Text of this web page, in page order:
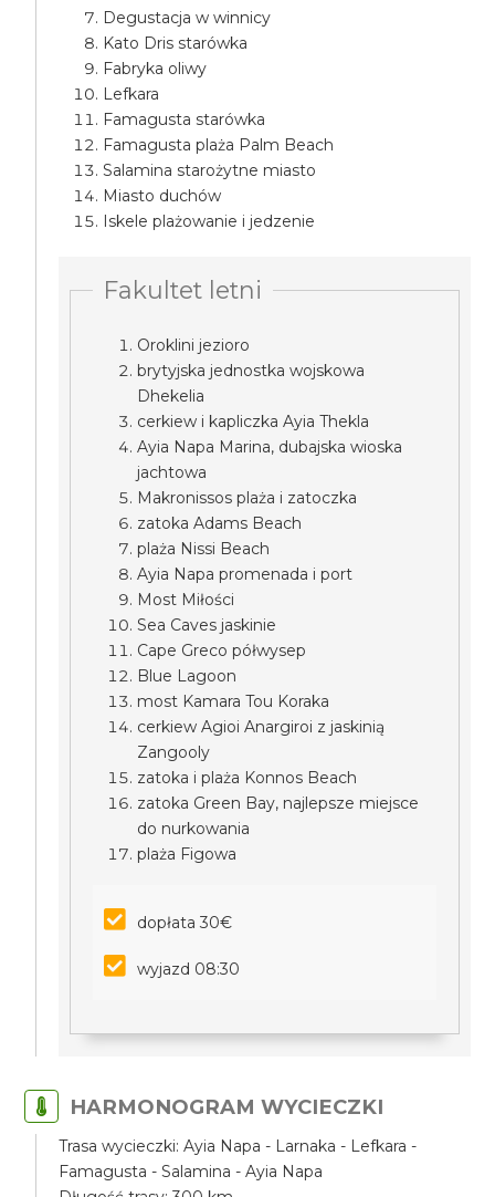
Degustacja w winnicy
Kato Dris starówka
Fabryka oliwy
Lefkara
Famagusta starówka
Famagusta plaża Palm Beach
Salamina starożytne miasto
Miasto duchów
Iskele plażowanie i jedzenie
Fakultet letni
Oroklini jezioro
brytyjska jednostka wojskowa
Dhekelia
cerkiew i kapliczka Ayia Thekla
Ayia Napa Marina, dubajska wioska
jachtowa
Makronissos plaża i zatoczka
zatoka Adams Beach
plaża Nissi Beach
Ayia Napa promenada i port
Most Miłości
Sea Caves jaskinie
Cape Greco półwysep
Blue Lagoon
most Kamara Tou Koraka
cerkiew Agioi Anargiroi z jaskinią
Zangooly
zatoka i plaża Konnos Beach
zatoka Green Bay, najlepsze miejsce
do nurkowania
plaża Figowa
dopłata 30€
wyjazd 08:30
HARMONOGRAM WYCIECZKI
Trasa wycieczki: Ayia Napa - Larnaka - Lefkara -
Famagusta - Salamina - Ayia Napa